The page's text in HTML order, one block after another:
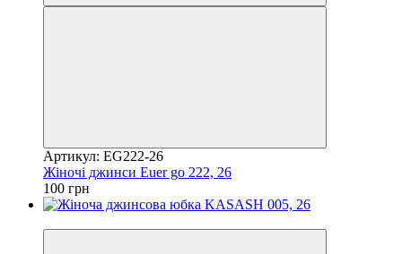
Артикул: EG222-26
Жіночі джинси Euer go 222, 26
100 грн